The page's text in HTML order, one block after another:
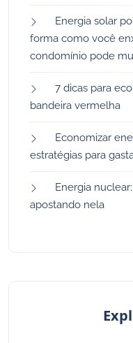
Energia solar
forma como você
condomínio pode
7 dicas para
bandeira vermelha
Economizar
estratégias para
Energia
apostando nela